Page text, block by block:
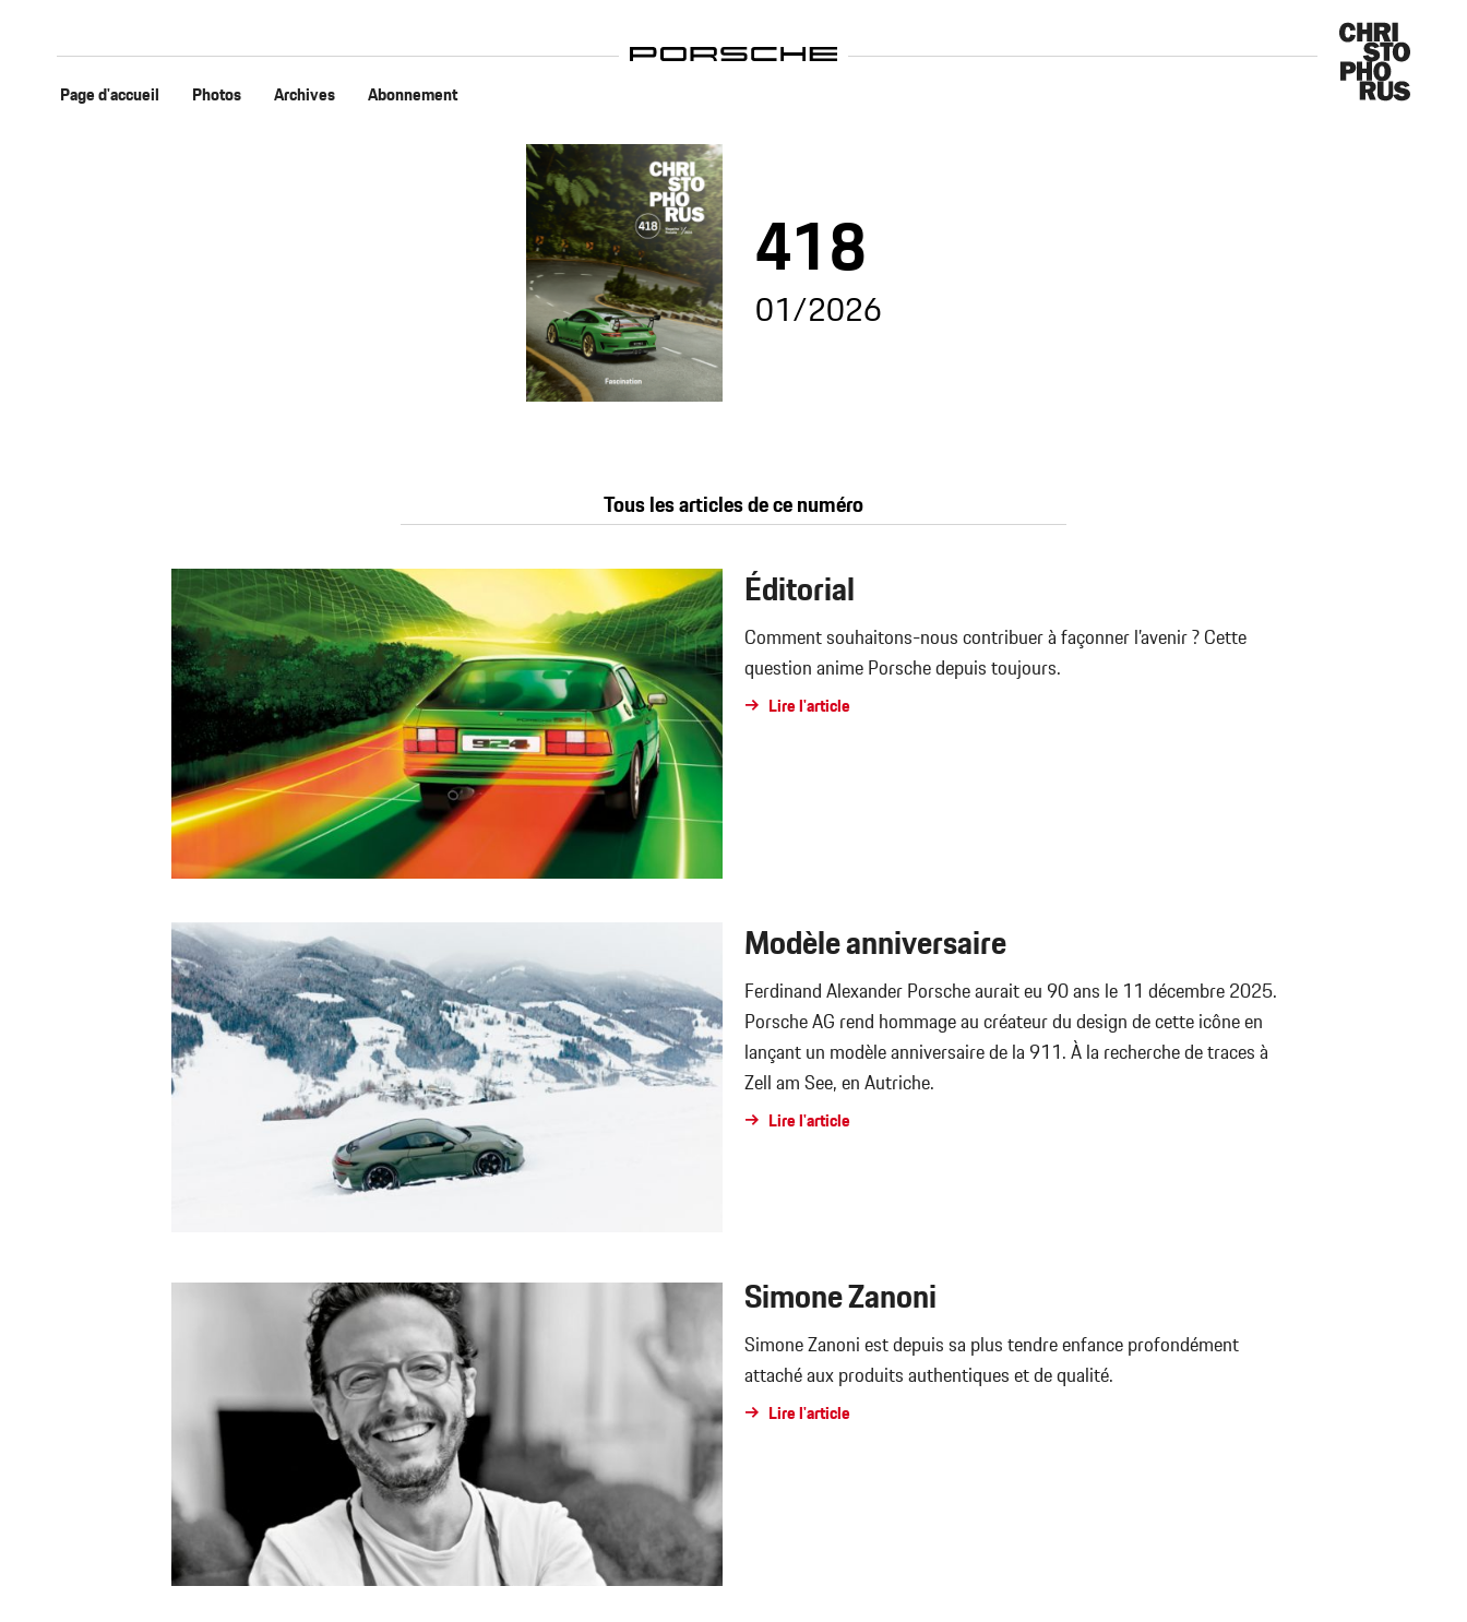
Page d'accueil Photos Archives Abonnement
418
01/2026
Tous les articles de ce numéro
Éditorial
Comment souhaitons-nous contribuer à façonner l’avenir ? Cette
question anime Porsche depuis toujours.
Lire l'article
Modèle anniversaire
Ferdinand Alexander Porsche aurait eu 90 ans le 11 décembre 2025.
Porsche AG rend hommage au créateur du design de cette icône en
lançant un modèle anniversaire de la 911. À la recherche de traces à
Zell am See, en Autriche.
Lire l'article
Simone Zanoni
Simone Zanoni est depuis sa plus tendre enfance profondément
attaché aux produits authentiques et de qualité.
Lire l'article